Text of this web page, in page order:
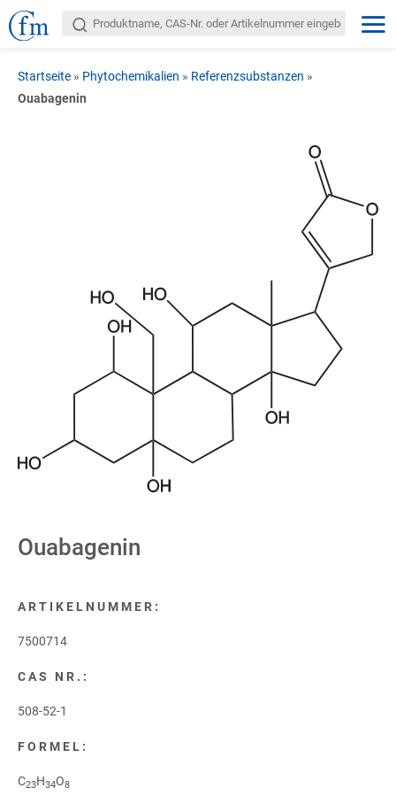
Startseite » Phytochemikalien » Referenzsubstanzen »
Ouabagenin
Ouabagenin
ARTIKELNUMMER:
7500714
CAS NR.:
508-52-1
FORMEL:
C23H34O8